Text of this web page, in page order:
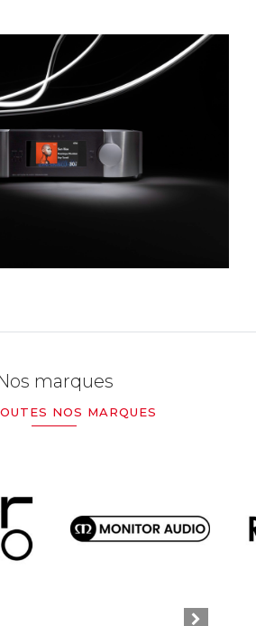
marques
NOS MARQUES